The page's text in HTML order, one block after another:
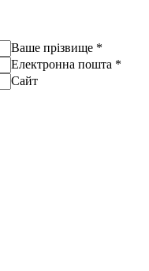
Ваше прізвище *
Електронна пошта *
Сайт